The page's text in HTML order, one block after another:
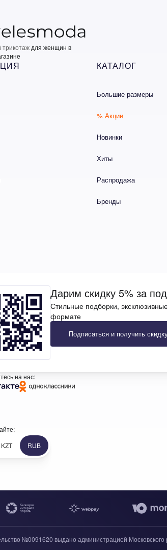
трикотаж для женщин в
КАТАЛОГ
Большие размеры
% Акции
Новинки
Хиты
Распродажа
Бренды
Дарим скидку 5% за
Стильные подборки,
формате
Подписаться и получить
на нас:
KZT RUB
№0091620 выдано администрацией Московского
+7 (969) 96-68-278
(958) 58-15-115